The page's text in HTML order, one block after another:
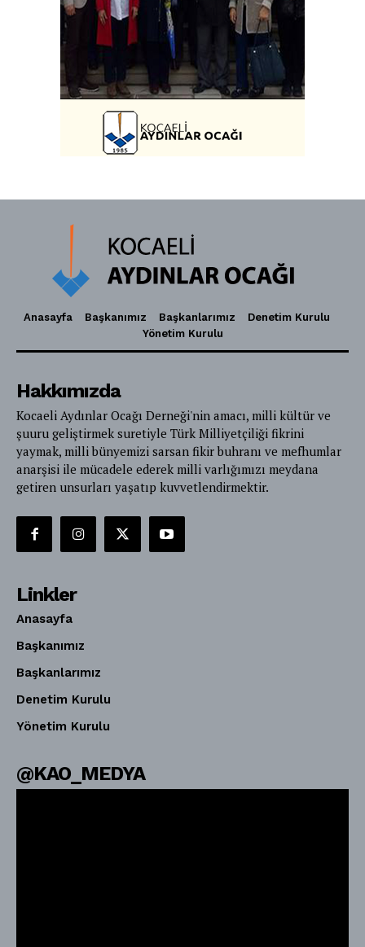
Anasayfa Başkanımız Başkanlarımız
Denetim Kurulu
Yönetim Kurulu
Hakkımızda
Kocaeli Aydınlar Ocağı Derneği'nin amacı, milli kültür ve
şuuru geliştirmek suretiyle Türk Milliyetçiliği fikrini
yaymak, milli bünyemizi sarsan fikir buhranı ve mefhumlar
anarşisi ile mücadele ederek milli varlığımızı meydana
getiren unsurları yaşatıp kuvvetlendirmektir.
Linkler
Anasayfa
Başkanımız
Başkanlarımız
Denetim Kurulu
Yönetim Kurulu
@KAO_MEDYA